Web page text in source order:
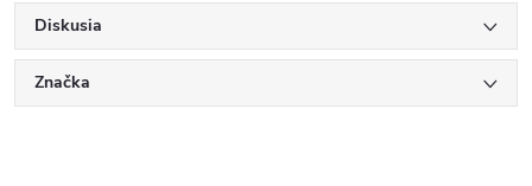
Diskusia
Značka